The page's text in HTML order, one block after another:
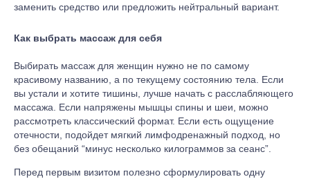
заменить средство или предложить нейтральный вариант.
Как выбрать массаж для себя
Выбирать массаж для женщин нужно не по самому
красивому названию, а по текущему состоянию тела. Если
вы устали и хотите тишины, лучше начать с расслабляющего
массажа. Если напряжены мышцы спины и шеи, можно
рассмотреть классический формат. Если есть ощущение
отечности, подойдет мягкий лимфодренажный подход, но
без обещаний “минус несколько килограммов за сеанс”.
Перед первым визитом полезно сформулировать одну